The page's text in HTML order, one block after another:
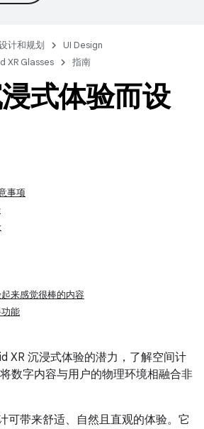
计和规划
UI Design
XR Glasses
指南
式体验而设
事项
来感觉很棒的内容
能
XR 沉浸式体验的潜力，了解空间计
数字内容与用户的物理环境相融合非
可带来舒适、自然且直观的体验。它